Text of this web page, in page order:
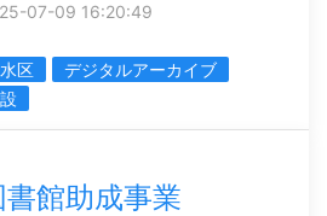
07-09 16:20:49
区
デジタルアーカイブ
書館助成事業